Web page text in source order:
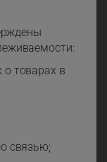
товарах в
связью;